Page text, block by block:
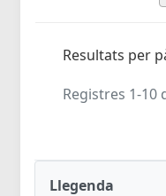
Resultats per
Registres 1-10
Llegenda